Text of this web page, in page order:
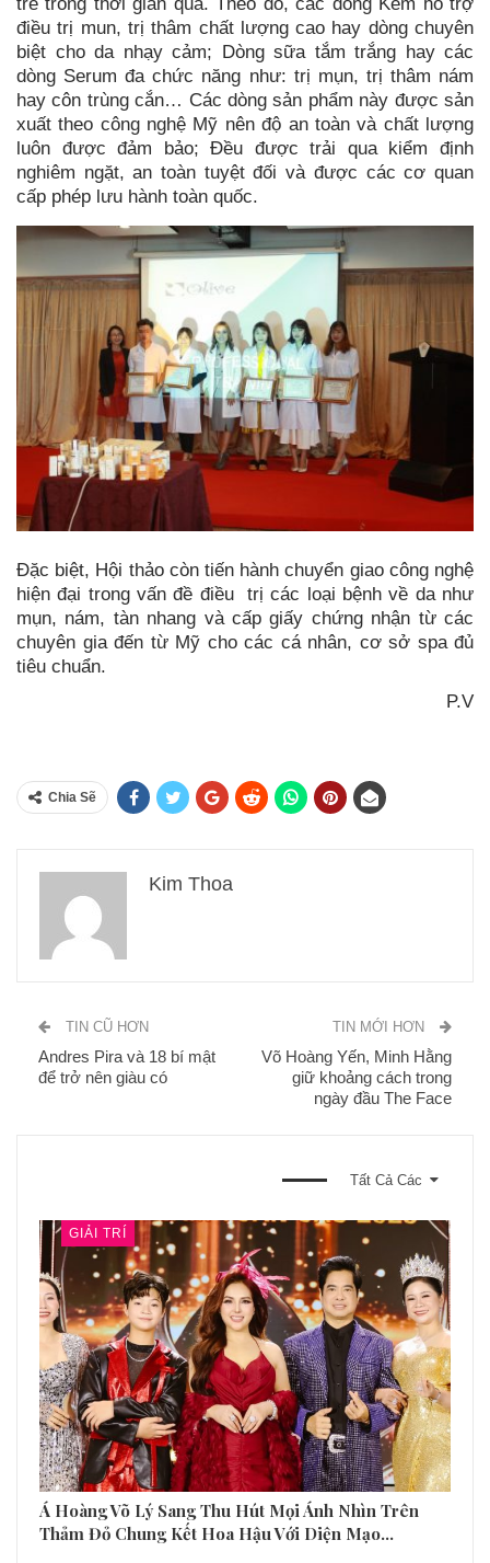
điều trị mun, trị thâm chất lượng cao hay dòng chuyên
biệt cho da nhạy cảm; Dòng sữa tắm trắng hay các
dòng Serum đa chức năng như: trị mụn, trị thâm nám
hay côn trùng cắn… Các dòng sản phẩm này được sản
xuất theo công nghệ Mỹ nên độ an toàn và chất lượng
luôn được đảm bảo; Đều được trải qua kiểm định
nghiêm ngặt, an toàn tuyệt đối và được các cơ quan
cấp phép lưu hành toàn quốc.
Đặc biệt, Hội thảo còn tiến hành chuyển giao công nghệ
hiện đại trong vấn đề điều trị các loại bệnh về da như
mụn, nám, tàn nhang và cấp giấy chứng nhận từ các
chuyên gia đến từ Mỹ cho các cá nhân, cơ sở spa đủ
tiêu chuẩn.
P.V
Chia Sẽ
Kim Thoa
TIN CŨ HƠN
Andres Pira và 18 bí mật
để trở nên giàu có
TIN MỚI HƠN
Võ Hoàng Yến, Minh Hằng
giữ khoảng cách trong
ngày đầu The Face
Tất Cả Các
GIẢI TRÍ
Á Hoàng Võ Lý Sang Thu Hút Mọi Ánh Nhìn Trên
Thảm Đỏ Chung Kết Hoa Hậu Với Diện Mạo…